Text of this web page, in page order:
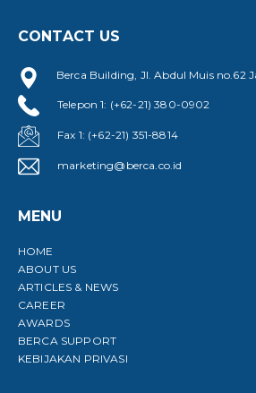
CONTACT US
Berca Building, Jl. Abdul Muis no.62
Telepon 1: (+62-21) 380-0902
Fax 1: (+62-21) 351-8814
marketing@berca.co.id
MENU
HOME
ABOUT US
ARTICLES & NEWS
CAREER
AWARDS
BERCA SUPPORT
KEBIJAKAN PRIVASI